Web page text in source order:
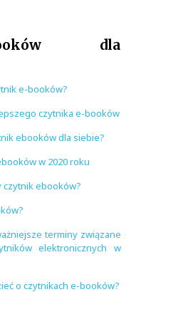
dla
e-booków?
czytnika e-booków
ebooków dla siebie?
w 2020 roku
czytnik ebooków?
terminy związane
elektronicznych w
o czytnikach e-booków?